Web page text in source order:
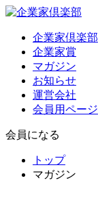
企業家倶楽部
企業家賞
マガジン
お知らせ
運営会社
会員用ページ
会員になる
トップ
マガジン